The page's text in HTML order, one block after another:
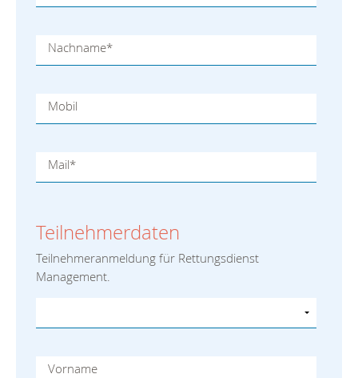
Nachname*
Mobil
Mail*
Teilnehmerdaten
Teilnehmeranmeldung für Rettungsdienst
Management.
Vorname